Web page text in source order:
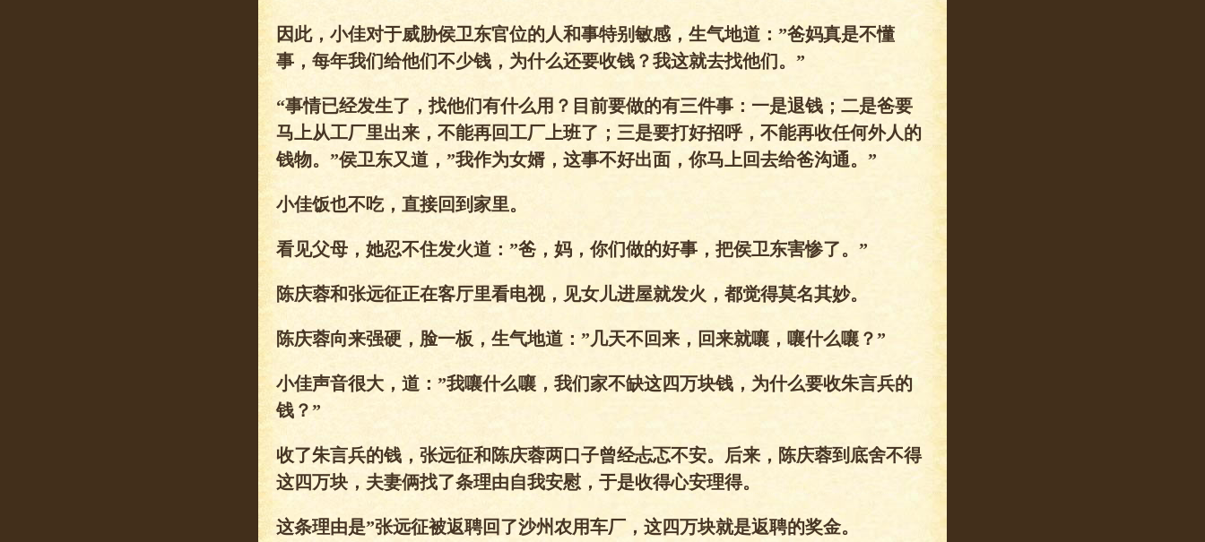
因此，小佳对于威胁侯卫东官位的人和事特别敏感，生气地道：”爸妈真是不懂
事，每年我们给他们不少钱，为什么还要收钱？我这就去找他们。”
“事情已经发生了，找他们有什么用？目前要做的有三件事：一是退钱；二是爸要
马上从工厂里出来，不能再回工厂上班了；三是要打好招呼，不能再收任何外人的
钱物。”侯卫东又道，”我作为女婿，这事不好出面，你马上回去给爸沟通。”
小佳饭也不吃，直接回到家里。
看见父母，她忍不住发火道：”爸，妈，你们做的好事，把侯卫东害惨了。”
陈庆蓉和张远征正在客厅里看电视，见女儿进屋就发火，都觉得莫名其妙。
陈庆蓉向来强硬，脸一板，生气地道：”几天不回来，回来就嚷，嚷什么嚷？”
小佳声音很大，道：”我嚷什么嚷，我们家不缺这四万块钱，为什么要收朱言兵的
钱？”
收了朱言兵的钱，张远征和陈庆蓉两口子曾经忐忑不安。后来，陈庆蓉到底舍不得
这四万块，夫妻俩找了条理由自我安慰，于是收得心安理得。
这条理由是”张远征被返聘回了沙州农用车厂，这四万块就是返聘的奖金。